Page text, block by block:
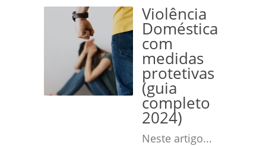
Violência
Doméstica
com
medidas
protetivas
(guia
completo
2024)
Neste artigo...